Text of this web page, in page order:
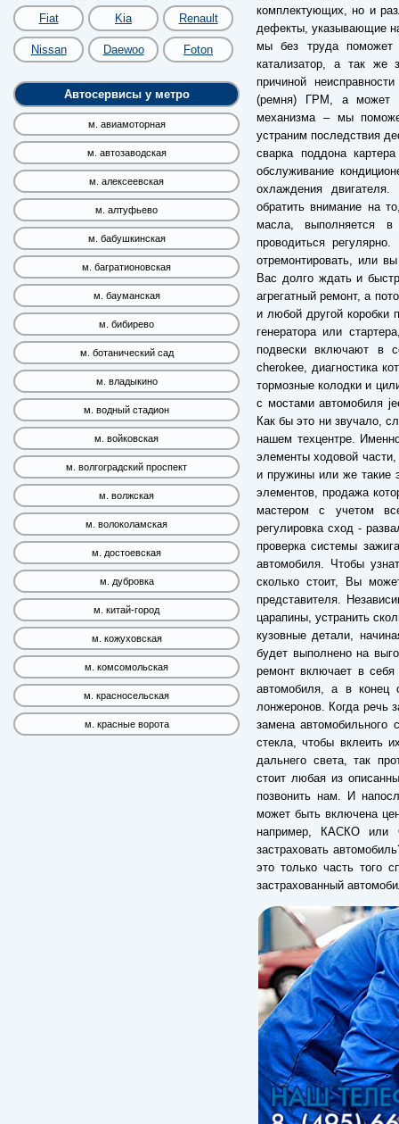
Fiat Kia Renault
Nissan Daewoo Foton
Автосервисы у метро
м. авиамоторная
м. автозаводская
м. алексеевская
м. алтуфьево
м. бабушкинская
м. багратионовская
м. бауманская
м. бибирево
м. ботанический сад
м. владыкино
м. водный стадион
м. войковская
м. волгоградский проспект
м. волжская
м. волоколамская
м. достоевская
м. дубровка
м. китай-город
м. кожуховская
м. комсомольская
м. красносельская
м. красные ворота
комплектующих, но и
дефекты, указывающие
мы без труда поможет
катализатор, а так же
причиной
(ремня) ГРМ, а может
механизма – мы
устраним последствия
сварка поддона
обслуживание
охлаждения
обратить внимание на
масла, выполняется в
проводиться
отремонтировать, или
Вас долго ждать и
агрегатный ремонт, а
и любой другой коробки
генератора или
подвески включают в
cherokee, диагностика
тормозные колодки и
с мостами автомобиля
Как бы это ни звучало,
нашем техцентре.
элементы ходовой
и пружины или же такие
элементов, продажа
мастером с учетом
регулировка сход -
проверка системы
автомобиля. Чтобы
сколько стоит, Вы
представителя.
царапины, устранить
кузовные детали,
будет выполнено на
ремонт включает в
автомобиля, а в конец
лонжеронов. Когда речь
замена автомобильного
стекла, чтобы вклеить
дальнего света, так
стоит любая из
позвонить нам. И
может быть включена
например, КАСКО или
застраховать
это только часть того
застрахованный